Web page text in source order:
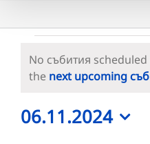
Събития
for
06.11.2024
г.
Notice
No събития
the next upcoming
06.11.2024